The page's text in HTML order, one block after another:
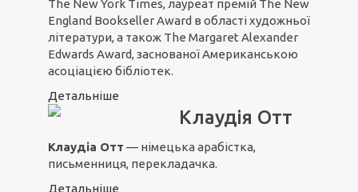
The New York Times, лауреат премій The New
England Bookseller Award в області художньої
літератури, а також The Margaret Alexander
Edwards Award, заснованої Американською
асоціацією бібліотек.
Детальніше
Клаудія Отт
Клаудіа Отт — німецька арабістка,
письменниця, перекладачка.
Детальніше